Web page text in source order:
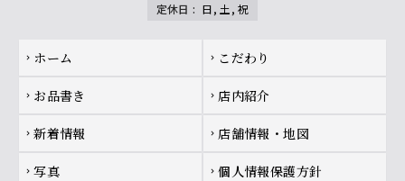
定休日 : 日, 土, 祝
Footer navigation
chevron_right ホーム chevron_right こだわり
chevron_right お品書き chevron_right 店内紹介
chevron_right 新着情報 chevron_right 店舗情報・地図
chevron_right 写真 chevron_right 個人情報保護方針